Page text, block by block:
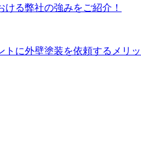
る弊社の強みをご紹介！
トに外壁塗装を依頼するメリ